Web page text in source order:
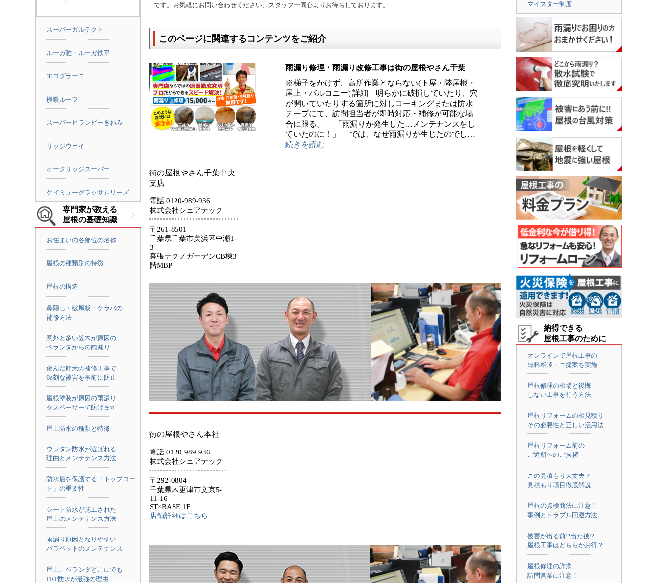
スーパーガルテクト
ルーガ雅・ルーガ鉄平
エコグラーニ
横暖ルーフ
スーパーヒランビーきわみ
リッジウェイ
オークリッジスーパー
ケイミューグラッサシリーズ
専門家が教える
屋根の基礎知識
お住まいの各部位の名称
屋根の種類別の特徴
屋根の構造
鼻隠し・破風板・ケラバの
補修方法
意外と多い笠木が原因の
ベランダからの雨漏り
傷んだ軒天の補修工事で
深刻な被害を事前に防止
屋根塗装が原因の雨漏り
タスペーサーで防げます
屋上防水の種類と特徴
ウレタン防水が選ばれる
理由とメンテナンス方法
防水層を保護する「トップコー
ト」の重要性
シート防水が施工された
屋上のメンテナンス方法
雨漏り原因となりやすい
パラペットのメンテナンス
屋上、ベランダどこにでも
FRP防水が最強の理由
です。お気軽にお問い合わせください。スタッフ一同心よりお待ちしております。
このページに関連するコンテンツをご紹介
雨漏り修理・雨漏り改修工事は街の屋根やさん千葉
※梯子をかけず、高所作業とならない(下屋・陸屋根・
屋上・バルコニー) 詳細：明らかに破損していたり、穴
が開いていたりする箇所に対しコーキングまたは防水
テープにて、訪問担当者が即時対応・補修が可能な場
合に限る。 「雨漏りが発生した…メンテナンスをし
ていたのに！」 では、なぜ雨漏りが生じたのでし…
続きを読む
街の屋根やさん千葉中央
支店
電話 0120-989-936
株式会社シェアテック
〒261-8501
千葉県千葉市美浜区中瀬1-
3
幕張テクノガーデンCB棟3
階MBP
街の屋根やさん本社
電話 0120-989-936
株式会社シェアテック
〒292-0804
千葉県木更津市文京5-
11-16
ST×BASE 1F
店舗詳細はこちら
マイスター制度
納得できる
屋根工事のために
オンラインで屋根工事の
無料相談・ご提案を実施
屋根修理の相場と後悔
しない工事を行う方法
屋根リフォームの相見積り
その必要性と正しい活用法
屋根リフォーム前の
ご近所へのご挨拶
この見積もり大丈夫？
見積もり項目徹底解説
屋根の点検商法に注意！
事例とトラブル回避方法
被害が出る前!?出た後!?
屋根工事はどちらがお得？
屋根修理の詐欺
訪問営業に注意！